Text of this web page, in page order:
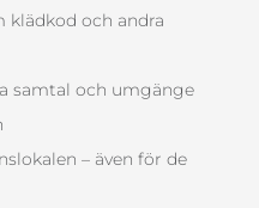
klädkod och andra
samtal och umgänge
– även för de